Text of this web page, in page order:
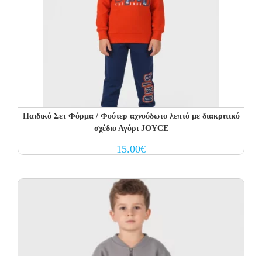
Παιδικό Σετ Φόρμα / Φούτερ αχνούδωτο λεπτό με διακριτικό
σχέδιο Αγόρι JOYCE
15.00€